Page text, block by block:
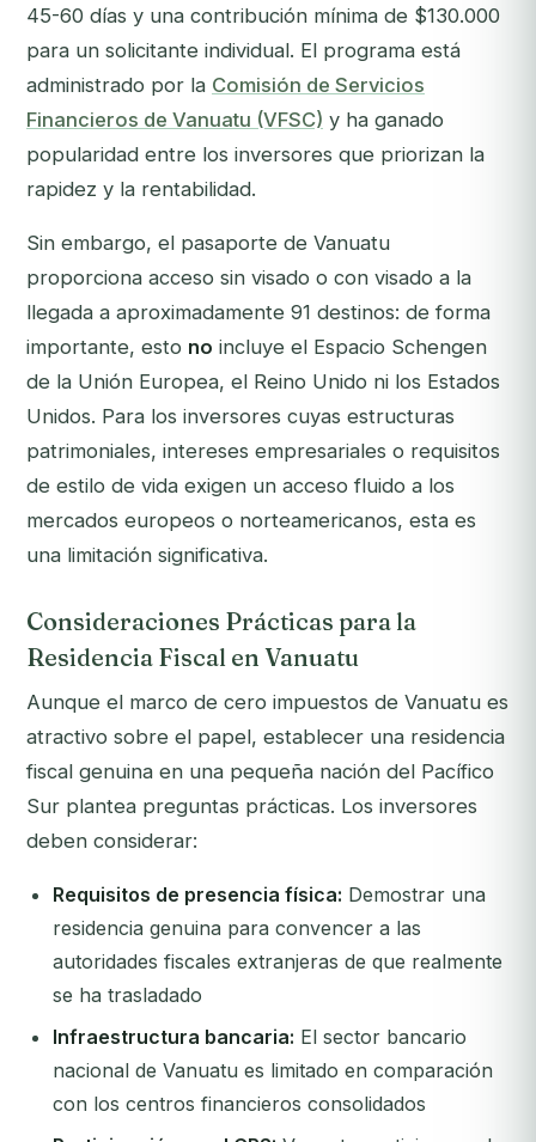
45-60 días y una contribución mínima de $130.000
para un solicitante individual. El programa está
administrado por la Comisión de Servicios
Financieros de Vanuatu (VFSC) y ha ganado
popularidad entre los inversores que priorizan la
rapidez y la rentabilidad.
Sin embargo, el pasaporte de Vanuatu
proporciona acceso sin visado o con visado a la
llegada a aproximadamente 91 destinos: de forma
importante, esto no incluye el Espacio Schengen
de la Unión Europea, el Reino Unido ni los Estados
Unidos. Para los inversores cuyas estructuras
patrimoniales, intereses empresariales o requisitos
de estilo de vida exigen un acceso fluido a los
mercados europeos o norteamericanos, esta es
una limitación significativa.
Consideraciones Prácticas para la
Residencia Fiscal en Vanuatu
Aunque el marco de cero impuestos de Vanuatu es
atractivo sobre el papel, establecer una residencia
fiscal genuina en una pequeña nación del Pacífico
Sur plantea preguntas prácticas. Los inversores
deben considerar:
Requisitos de presencia física: Demostrar una
residencia genuina para convencer a las
autoridades fiscales extranjeras de que realmente
se ha trasladado
Infraestructura bancaria: El sector bancario
nacional de Vanuatu es limitado en comparación
con los centros financieros consolidados